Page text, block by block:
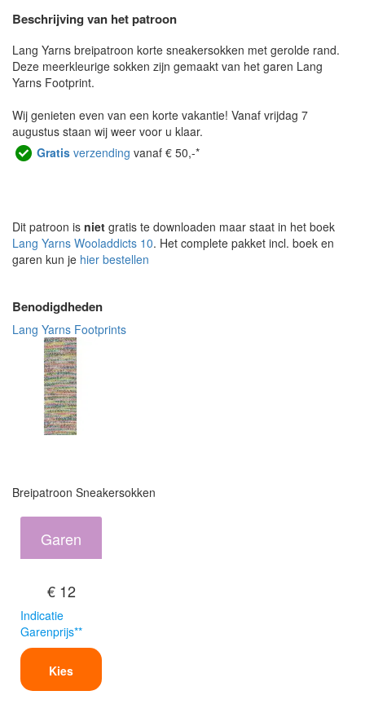
Beschrijving van het patroon
Lang Yarns breipatroon korte sneakersokken met gerolde rand.
Deze meerkleurige sokken zijn gemaakt van het garen Lang
Yarns Footprint.
Wij genieten even van een korte vakantie! Vanaf vrijdag 7
augustus staan wij weer voor u klaar.
Gratis verzending vanaf € 50,-*
Dit patroon is niet gratis te downloaden maar staat in het boek
Lang Yarns Wooladdicts 10. Het complete pakket incl. boek en
garen kun je hier bestellen
Benodigdheden
Lang Yarns Footprints
Breipatroon Sneakersokken
Garen
€ 12
Indicatie
Garenprijs**
Kies